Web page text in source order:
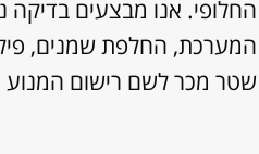
החלופי. אנו מבצעים בדיקה
המערכת, החלפת שמנים,
שטר מכר לשם רישום המנוע